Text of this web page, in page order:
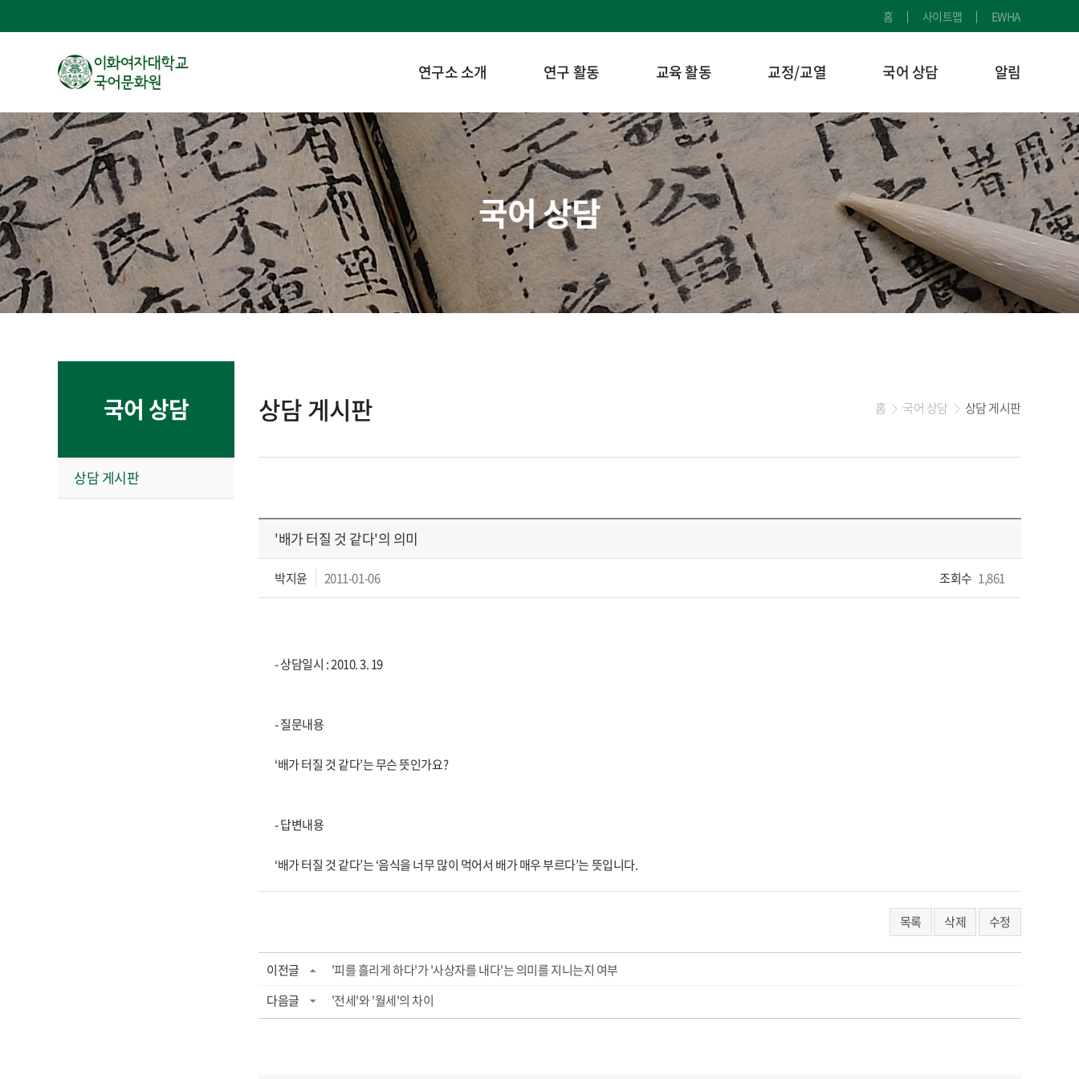
홈 사이트맵 EWHA
연구소 소개 연구 활동 교육 활동 교정/교열 국어 상담 알림
국어 상담
국어 상담
상담 게시판
상담 게시판 홈 > 국어 상담 > 상담 게시판
'배가 터질 것 같다'의 의미
박지윤 2011-01-06 조회수 1,861
- 상담일시 : 2010. 3. 19
- 질문내용
‘배가 터질 것 같다’는 무슨 뜻인가요?
- 답변내용
‘배가 터질 것 같다’는 ‘음식을 너무 많이 먹어서 배가 매우 부르다’는 뜻입니다.
목록 삭제 수정
이전글
'피를 흘리게 하다'가 '사상자를 내다'는 의미를 지니는지 여부
다음글
'전세'와 '월세'의 차이